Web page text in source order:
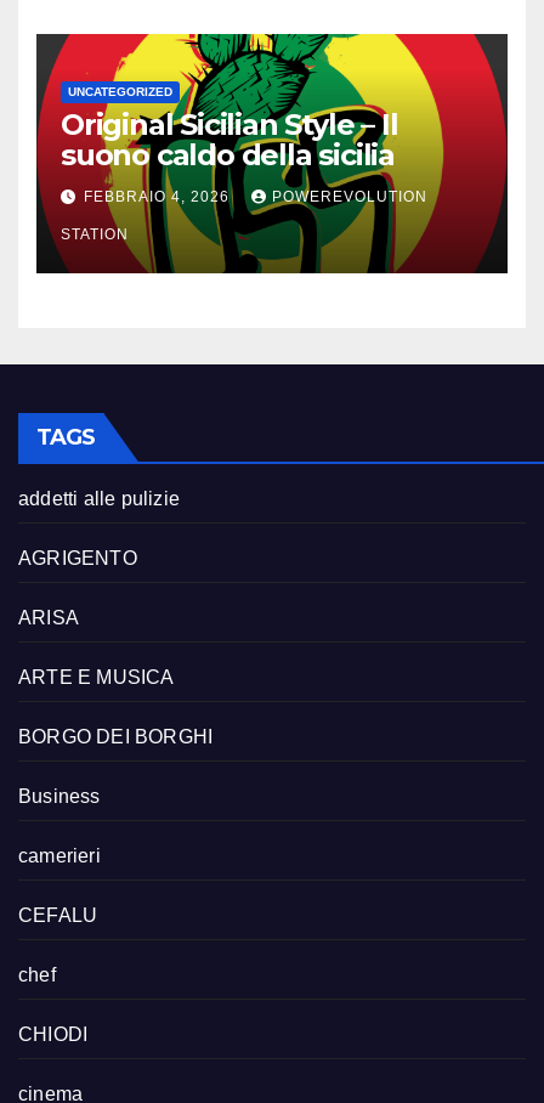
UNCATEGORIZED
Original Sicilian Style – Il
suono caldo della sicilia
FEBBRAIO 4, 2026 POWEREVOLUTION
STATION
TAGS
addetti alle pulizie
AGRIGENTO
ARISA
ARTE E MUSICA
BORGO DEI BORGHI
Business
camerieri
CEFALU
chef
CHIODI
cinema